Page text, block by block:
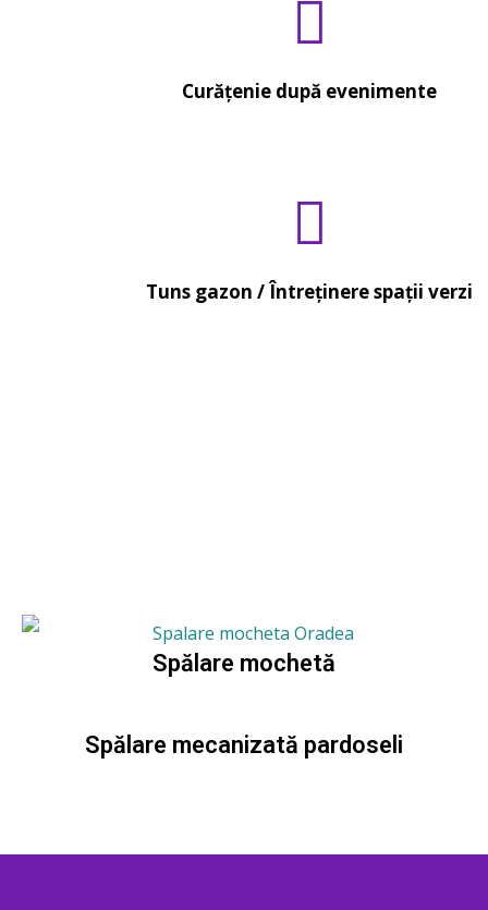
Curățenie după evenimente
Tuns gazon / Întreținere spații verzi
Spălare mochetă
Spălare mecanizată pardoseli